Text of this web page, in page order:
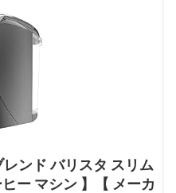
ンド バリスタ スリム
ー マシン 】【 メーカ